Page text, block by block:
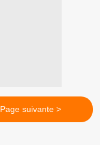
Page suivante >